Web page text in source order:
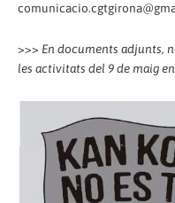
>>> En documents adjunts,
les activitats del 9 de maig